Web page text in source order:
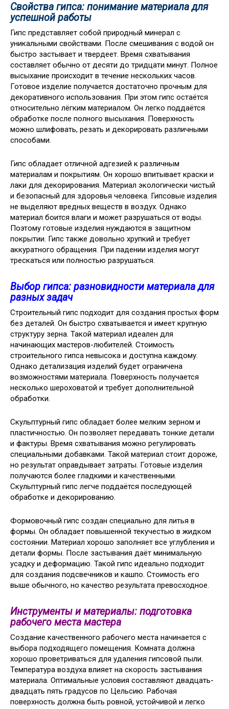
Свойства гипса: понимание материала для
успешной работы
Гипс представляет собой природный минерал с
уникальными свойствами. После смешивания с водой он
быстро застывает и твердеет. Время схватывания
составляет обычно от десяти до тридцати минут. Полное
высыхание происходит в течение нескольких часов.
Готовое изделие получается достаточно прочным для
декоративного использования. При этом гипс остаётся
относительно лёгким материалом. Он легко поддаётся
обработке после полного высыхания. Поверхность
можно шлифовать, резать и декорировать различными
способами.
Гипс обладает отличной адгезией к различным
материалам и покрытиям. Он хорошо впитывает краски и
лаки для декорирования. Материал экологически чистый
и безопасный для здоровья человека. Гипсовые изделия
не выделяют вредных веществ в воздух. Однако
материал боится влаги и может разрушаться от воды.
Поэтому готовые изделия нуждаются в защитном
покрытии. Гипс также довольно хрупкий и требует
аккуратного обращения. При падении изделия могут
трескаться или полностью разрушаться.
Выбор гипса: разновидности материала для
разных задач
Строительный гипс подходит для создания простых форм
без деталей. Он быстро схватывается и имеет крупную
структуру зерна. Такой материал идеален для
начинающих мастеров-любителей. Стоимость
строительного гипса невысока и доступна каждому.
Однако детализация изделий будет ограничена
возможностями материала. Поверхность получается
несколько шероховатой и требует дополнительной
обработки.
Скульптурный гипс обладает более мелким зерном и
пластичностью. Он позволяет передавать тонкие детали
и фактуры. Время схватывания можно регулировать
специальными добавками. Такой материал стоит дороже,
но результат оправдывает затраты. Готовые изделия
получаются более гладкими и качественными.
Скульптурный гипс легче поддаётся последующей
обработке и декорированию.
Формовочный гипс создан специально для литья в
формы. Он обладает повышенной текучестью в жидком
состоянии. Материал хорошо заполняет все углубления и
детали формы. После застывания даёт минимальную
усадку и деформацию. Такой гипс идеально подходит
для создания подсвечников и кашпо. Стоимость его
выше обычного, но качество результата превосходное.
Инструменты и материалы: подготовка
рабочего места мастера
Создание качественного рабочего места начинается с
выбора подходящего помещения. Комната должна
хорошо проветриваться для удаления гипсовой пыли.
Температура воздуха влияет на скорость застывания
материала. Оптимальные условия составляют двадцать-
двадцать пять градусов по Цельсию. Рабочая
поверхность должна быть ровной, устойчивой и легко